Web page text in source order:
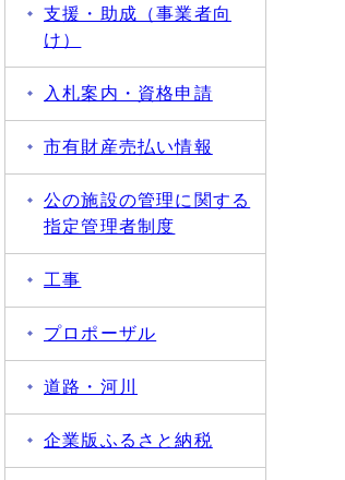
支援・助成（事業者向
け）
入札案内・資格申請
市有財産売払い情報
公の施設の管理に関する
指定管理者制度
工事
プロポーザル
道路・河川
企業版ふるさと納税